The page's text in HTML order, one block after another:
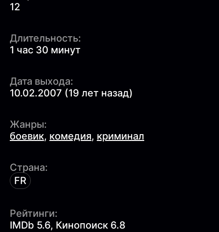
12
Длительность:
1 час 30 минут
Дата выхода:
10.02.2007 (19 лет назад)
Жанры:
боевик, комедия, криминал
Страна:
FR
Рейтинги:
IMDb 5.6, Кинопоиск 6.8